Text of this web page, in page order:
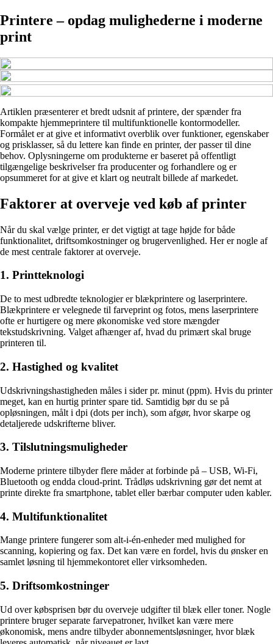
Printere – opdag mulighederne i moderne
print
Artiklen præsenterer et bredt udsnit af printere, der spænder fra
kompakte hjemmeprintere til multifunktionelle kontormodeller.
Formålet er at give et informativt overblik over funktioner, egenskaber
og prisklasser, så du lettere kan finde en printer, der passer til dine
behov. Oplysningerne om produkterne er baseret på offentligt
tilgængelige beskrivelser fra producenter og forhandlere og er
opsummeret for at give et klart og neutralt billede af markedet.
Faktorer at overveje ved køb af printer
Når du skal vælge printer, er det vigtigt at tage højde for både
funktionalitet, driftsomkostninger og brugervenlighed. Her er nogle af
de mest centrale faktorer at overveje.
1. Printteknologi
De to mest udbredte teknologier er blækprintere og laserprintere.
Blækprintere er velegnede til farveprint og fotos, mens laserprintere
ofte er hurtigere og mere økonomiske ved store mængder
tekstudskrivning. Valget afhænger af, hvad du primært skal bruge
printeren til.
2. Hastighed og kvalitet
Udskrivningshastigheden måles i sider pr. minut (ppm). Hvis du printer
meget, kan en hurtig printer spare tid. Samtidig bør du se på
opløsningen, målt i dpi (dots per inch), som afgør, hvor skarpe og
detaljerede udskrifterne bliver.
3. Tilslutningsmuligheder
Moderne printere tilbyder flere måder at forbinde på – USB, Wi-Fi,
Bluetooth og endda cloud-print. Trådløs udskrivning gør det nemt at
printe direkte fra smartphone, tablet eller bærbar computer uden kabler.
4. Multifunktionalitet
Mange printere fungerer som alt-i-én-enheder med mulighed for
scanning, kopiering og fax. Det kan være en fordel, hvis du ønsker en
samlet løsning til hjemmekontoret eller virksomheden.
5. Driftsomkostninger
Ud over købsprisen bør du overveje udgifter til blæk eller toner. Nogle
printere bruger separate farvepatroner, hvilket kan være mere
økonomisk, mens andre tilbyder abonnementsløsninger, hvor blæk